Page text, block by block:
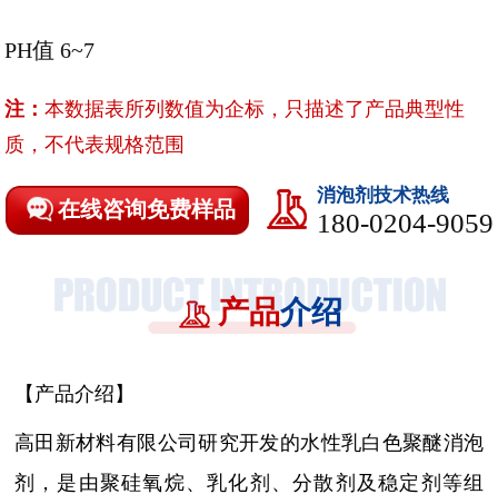
PH值 6~7
注：本数据表所列数值为企标，只描述了产品典型性
质，不代表规格范围
在线咨询免费样品
消泡剂技术热线
180-0204-9059
产品介绍
【产品介绍】
高田新材料有限公司研究开发的水性乳白色聚醚消泡
剂，是由聚硅氧烷、乳化剂、分散剂及稳定剂等组